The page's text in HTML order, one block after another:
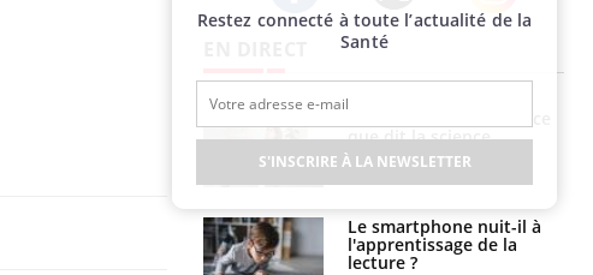
Facebook Twitter Instagram
que dit la science
Le smartphone nuit-il à
l'apprentissage de la
lecture ?
barracuda, une petite fille
secourue grâce à un
réflexe essentiel
Légionellose en Suisse :
quelle est l’origine de la
contamination ?
Restez connecté à toute l’actualité de la
Santé
S'INSCRIRE À LA NEWSLETTER